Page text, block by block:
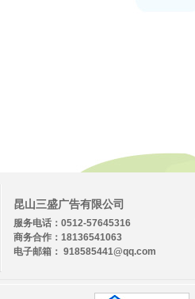
昆山三盛广告有限公司
服务电话：0512-57645316
商务合作：18136541063
电子邮箱： 918585441@qq.com